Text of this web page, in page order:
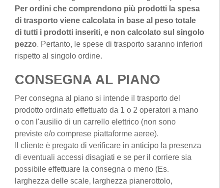
Per ordini che comprendono più prodotti la spesa
di trasporto viene calcolata in base al peso totale
di tutti i prodotti inseriti, e non calcolato sul singolo
pezzo. Pertanto, le spese di trasporto saranno inferiori
rispetto al singolo ordine.
CONSEGNA AL PIANO
Per consegna al piano si intende il trasporto del
prodotto ordinato effettuato da 1 o 2 operatori a mano
o con l'ausilio di un carrello elettrico (non sono
previste e/o comprese piattaforme aeree).
Il cliente è pregato di verificare in anticipo la presenza
di eventuali accessi disagiati e se per il corriere sia
possibile effettuare la consegna o meno (Es.
larghezza delle scale, larghezza pianerottolo,